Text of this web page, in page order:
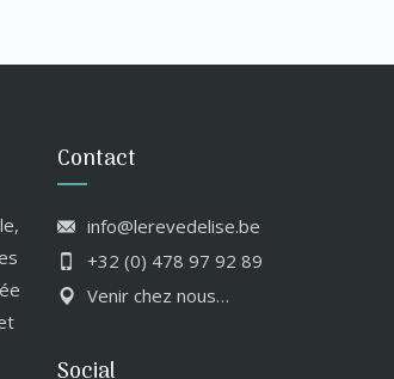
Contact
info@lerevedelise.be
+32 (0) 478 97 92 89
Venir chez nous…